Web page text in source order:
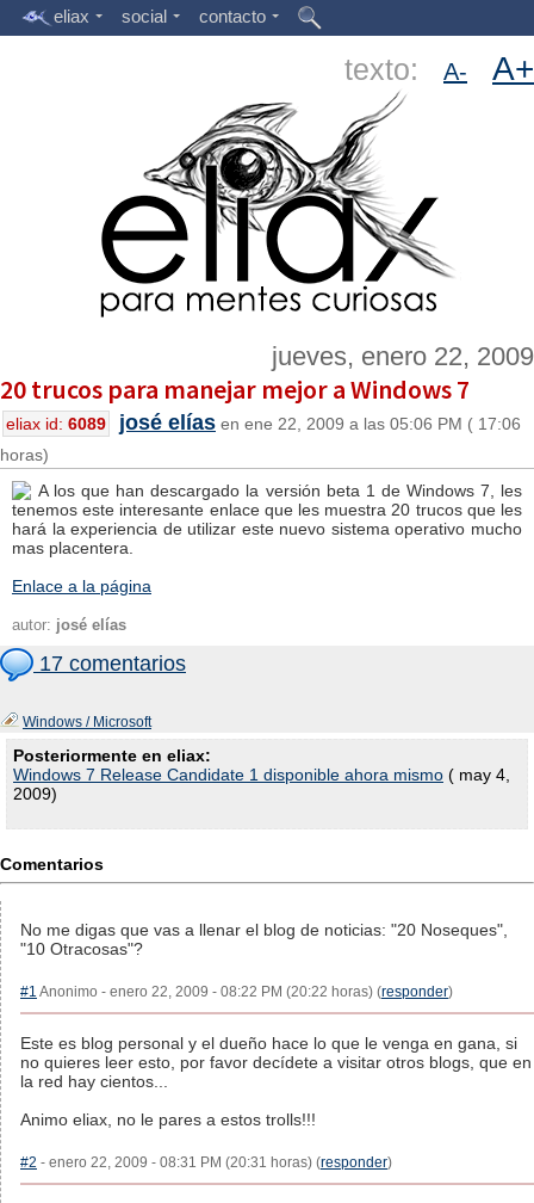
eliax social contacto
texto: A- A+
jueves, enero 22, 2009
20 trucos para manejar mejor a Windows 7
eliax id: 6089 josé elías en ene 22, 2009 a las 05:06 PM ( 17:06
horas)
A los que han descargado la versión beta 1 de Windows 7, les
tenemos este interesante enlace que les muestra 20 trucos que les
hará la experiencia de utilizar este nuevo sistema operativo mucho
mas placentera.
Enlace a la página
autor: josé elías
17 comentarios
Windows / Microsoft
Posteriormente en eliax:
Windows 7 Release Candidate 1 disponible ahora mismo ( may 4,
2009)
Comentarios
No me digas que vas a llenar el blog de noticias: "20 Noseques",
"10 Otracosas"?
#1 Anonimo - enero 22, 2009 - 08:22 PM (20:22 horas) (responder)
Este es blog personal y el dueño hace lo que le venga en gana, si
no quieres leer esto, por favor decídete a visitar otros blogs, que en
la red hay cientos...
Animo eliax, no le pares a estos trolls!!!
#2 - enero 22, 2009 - 08:31 PM (20:31 horas) (responder)